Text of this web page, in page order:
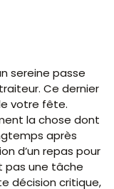
sereine passe
Ce dernier
votre fête.
la chose dont
après
d’un repas pour
pas une tâche
décision critique,